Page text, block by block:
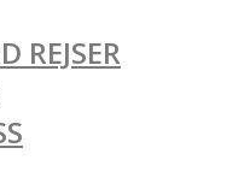
REJSER